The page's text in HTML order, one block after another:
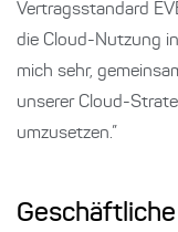
Vertragsstandard
die Cloud-Nutzung
mich sehr,
unserer Cloud-
umzusetzen.”